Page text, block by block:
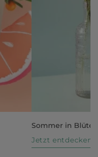
Sommer in Blüte
Jetzt entdecken